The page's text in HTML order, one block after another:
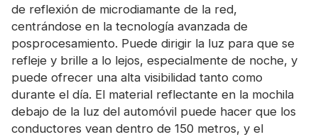
de reflexión de microdiamante de la red,
centrándose en la tecnología avanzada de
posprocesamiento. Puede dirigir la luz para que se
refleje y brille a lo lejos, especialmente de noche, y
puede ofrecer una alta visibilidad tanto como
durante el día. El material reflectante en la mochila
debajo de la luz del automóvil puede hacer que los
conductores vean dentro de 150 metros, y el